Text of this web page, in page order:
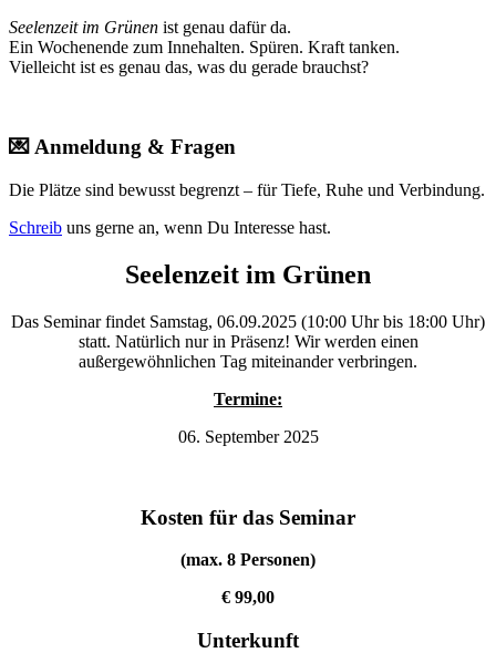
Seelenzeit im Grünen ist genau dafür da.
Ein Wochenende zum Innehalten. Spüren. Kraft tanken.
Vielleicht ist es genau das, was du gerade brauchst?
💌 Anmeldung & Fragen
Die Plätze sind bewusst begrenzt – für Tiefe, Ruhe und Verbindung.
Schreib uns gerne an, wenn Du Interesse hast.
Seelenzeit im Grünen
Das Seminar findet Samstag, 06.09.2025 (10:00 Uhr bis 18:00 Uhr)
statt. Natürlich nur in Präsenz! Wir werden einen
außergewöhnlichen Tag miteinander verbringen.
Termine:
06. September 2025
Kosten für das Seminar
(max. 8 Personen)
€ 99,00
Unterkunft